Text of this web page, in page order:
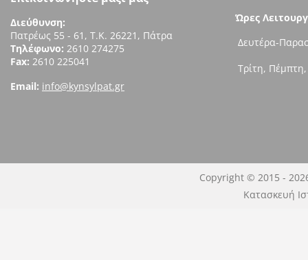
Διεύθυνση:
Πατρέως 55 - 61, Τ.Κ. 26221, Πάτρα
Τηλέφωνο: 2610 274275
Fax: 2610 225041
Email: info@kynsylpat.gr
Ώρες
Δευτέρα-
Τρίτη,
Copyright © 2015 -
Κατασκευή